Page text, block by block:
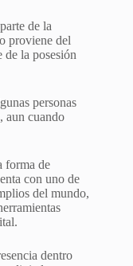
de la
proviene del
de la posesión
personas
aun cuando
forma de
con uno de
del mundo,
dentro